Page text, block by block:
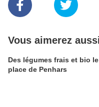
Vous aimerez
Des légumes frais et bio
place de Penhars